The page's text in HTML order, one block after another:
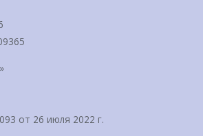
от 26 июля 2022 г.